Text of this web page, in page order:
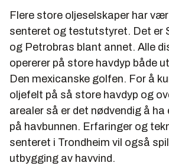
Flere store oljeselskaper har
senteret og testutstyret. Det er
og Petrobras blant annet. Alle
opererer på store havdyp både
Den mexicanske golfen. For å
oljefelt på så store havdyp og
arealer så er det nødvendig å
på havbunnen. Erfaringer og
senteret i Trondheim vil også
utbygging av havvind.